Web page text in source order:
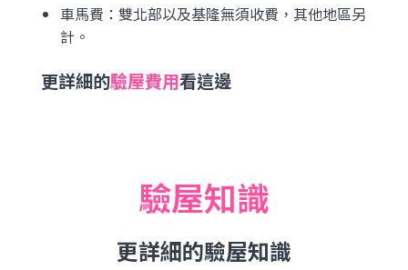
車馬費：雙北部以及基隆無須收費，其他地區另
計。
更詳細的驗屋費用看這邊
驗屋知識
更詳細的驗屋知識